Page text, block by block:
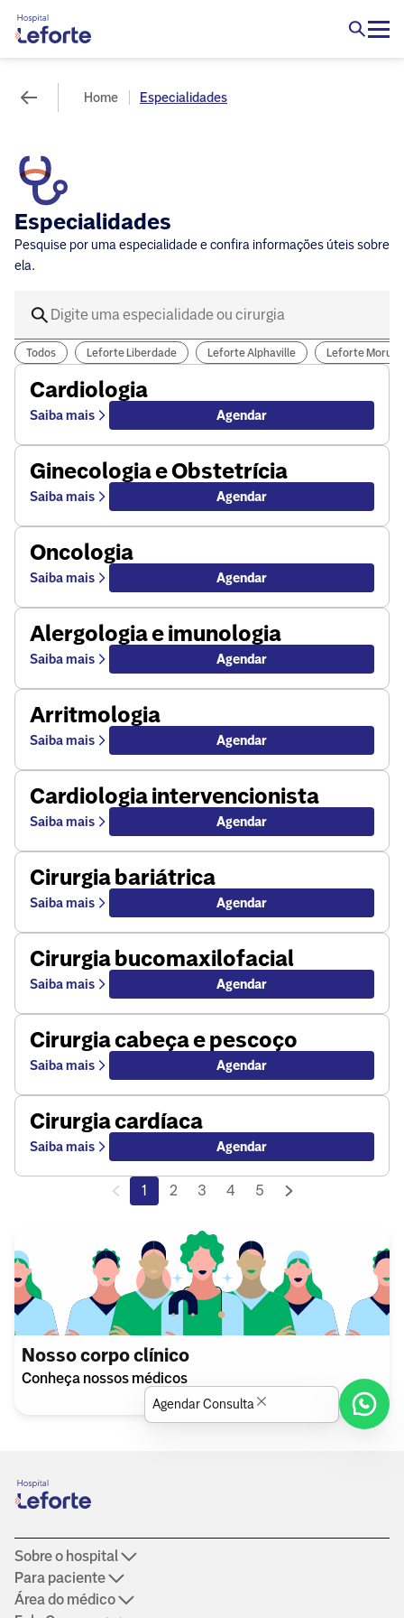
Home Especialidades
Especialidades
Pesquise por uma especialidade e confira informações úteis sobre
ela.
Todos Leforte Liberdade Leforte Alphaville Leforte
Cardiologia
Saiba mais Agendar
Ginecologia e Obstetrícia
Saiba mais Agendar
Oncologia
Saiba mais Agendar
Alergologia e imunologia
Saiba mais Agendar
Arritmologia
Saiba mais Agendar
Cardiologia intervencionista
Saiba mais Agendar
Cirurgia bariátrica
Saiba mais Agendar
Cirurgia bucomaxilofacial
Saiba mais Agendar
Cirurgia cabeça e pescoço
Saiba mais Agendar
Cirurgia cardíaca
Saiba mais Agendar
1 2 3 4 5
Nosso corpo clínico
Conheça nossos médicos
Sobre o hospital
Para paciente
Área do médico
Agendar Consulta